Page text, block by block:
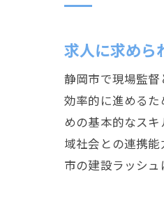
求人に求めら
静岡市で現場監
効率的に進める
めの基本的なス
域社会との連携
市の建設ラッシ